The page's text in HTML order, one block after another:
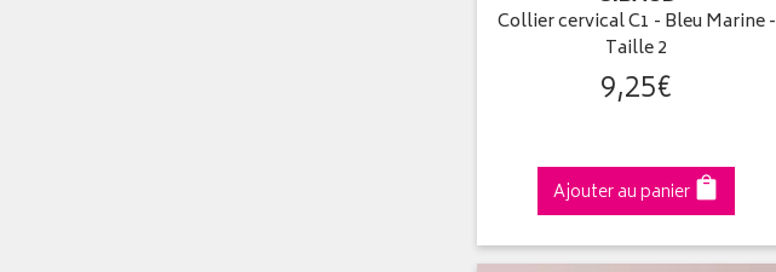
Collier cervical C1 - Bleu Marine -
Taille 2
9,25€
Ajouter au panier